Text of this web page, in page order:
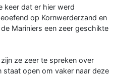
keer dat er hier werd
op Kornwerderzand en
Mariniers een zeer geschikte
ze zeer te spreken over
staat open om vaker naar deze